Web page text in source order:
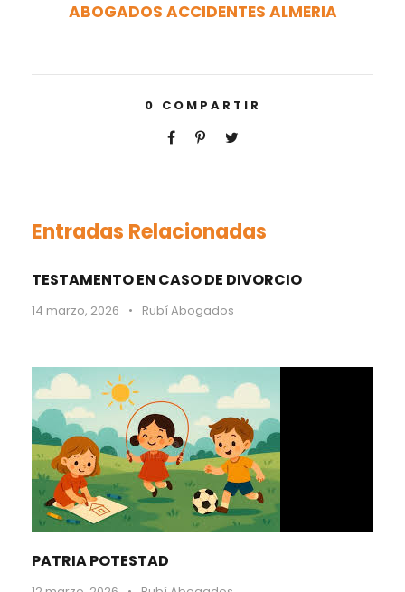
ABOGADOS ACCIDENTES ALMERIA
0 COMPARTIR
Entradas Relacionadas
TESTAMENTO EN CASO DE DIVORCIO
14 marzo, 2026 • Rubí Abogados
PATRIA POTESTAD